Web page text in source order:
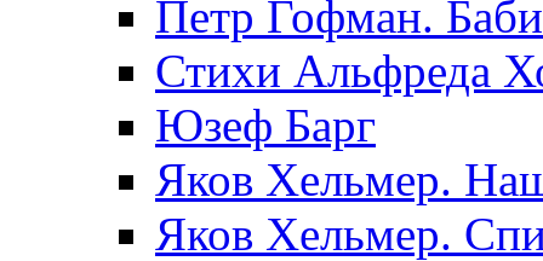
Петр Гофман.
Стихи Альфреда
Юзеф Барг
Яков Хельмер.
Яков Хельмер.